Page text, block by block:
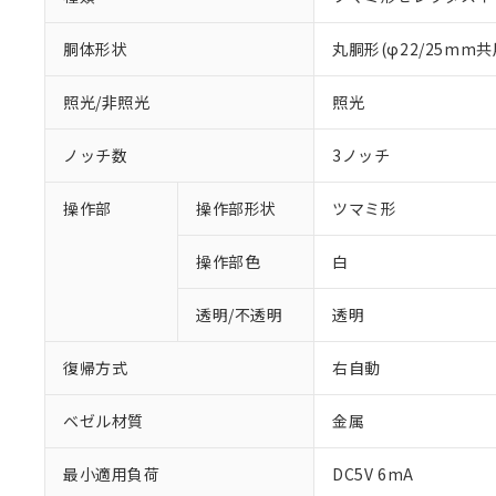
胴体形状 丸胴形(φ22/25mm共
照光/非照光 照光
ノッチ数 3ノッチ
操作部 操作部形状 ツマミ形
操作部色 白
透明/不透明 透明
復帰方式 右自動
ベゼル材質 金属
最小適用負荷 DC5V 6mA